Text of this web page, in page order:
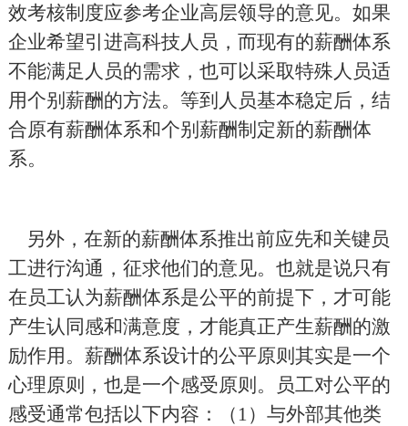
效考核制度应参考企业高层领导的意见。如果
企业希望引进高科技人员，而现有的薪酬体系
不能满足人员的需求，也可以采取特殊人员适
用个别薪酬的方法。等到人员基本稳定后，结
合原有薪酬体系和个别薪酬制定新的薪酬体
系。
另外，在新的薪酬体系推出前应先和关键员
工进行沟通，征求他们的意见。也就是说只有
在员工认为薪酬体系是公平的前提下，才可能
产生认同感和满意度，才能真正产生薪酬的激
励作用。薪酬体系设计的公平原则其实是一个
心理原则，也是一个感受原则。员工对公平的
感受通常包括以下内容：（ 1）与外部其他类